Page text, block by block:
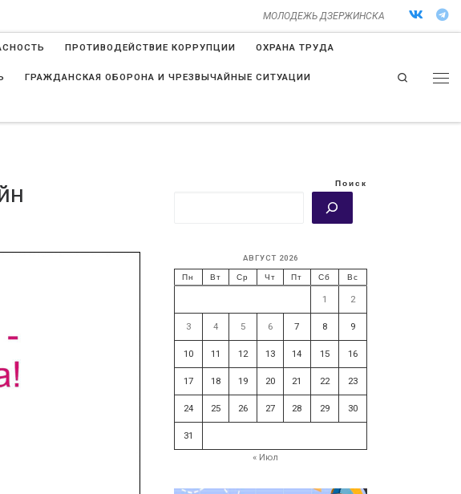
МОЛОДЕЖЬ ДЗЕРЖИНСКА
ПРОТИВОДЕЙСТВИЕ КОРРУПЦИИ ОХРАНА ТРУДА
ГРАЖДАНСКАЯ ОБОРОНА И ЧРЕЗВЫЧАЙНЫЕ СИТУАЦИИ Search
Поиск
АВГУСТ 2026
Пн Вт Ср Чт Пт Сб Вс
1 2
3 4 5 6 7 8 9
10 11 12 13 14 15 16
17 18 19 20 21 22 23
24 25 26 27 28 29 30
31
« Июл